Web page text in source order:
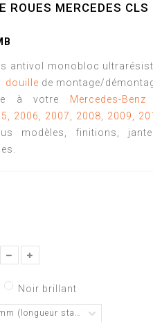
ROUES MERCEDES CLS
antivol monobloc
douille de montage/
à votre Mercedes-Benz
2006, 2007, 2008, 2009,
modèles, finitions,
Noir brillant
(longueur standard)